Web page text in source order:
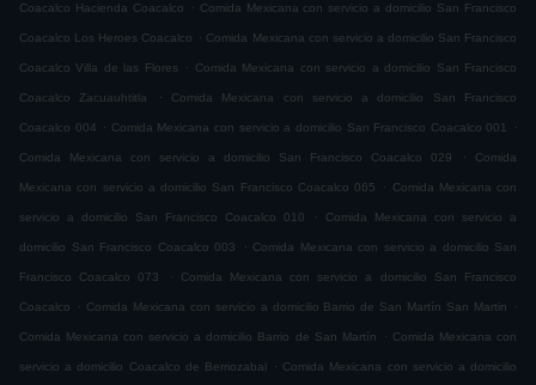
Coacalco Hacienda Coacalco . Comida Mexicana con servicio a domicilio San Francisco
Coacalco Los Heroes Coacalco . Comida Mexicana con servicio a domicilio San Francisco
Coacalco Villa de las Flores . Comida Mexicana con servicio a domicilio San Francisco
Coacalco Zacuauhtitla . Comida Mexicana con servicio a domicilio San Francisco
Coacalco 004 . Comida Mexicana con servicio a domicilio San Francisco Coacalco 001 .
Comida Mexicana con servicio a domicilio San Francisco Coacalco 029 . Comida
Mexicana con servicio a domicilio San Francisco Coacalco 065 . Comida Mexicana con
servicio a domicilio San Francisco Coacalco 010 . Comida Mexicana con servicio a
domicilio San Francisco Coacalco 003 . Comida Mexicana con servicio a domicilio San
Francisco Coacalco 073 . Comida Mexicana con servicio a domicilio San Francisco
Coacalco . Comida Mexicana con servicio a domicilio Barrio de San Martín San Martin .
Comida Mexicana con servicio a domicilio Barrio de San Martín . Comida Mexicana con
servicio a domicilio Coacalco de Berriozabal . Comida Mexicana con servicio a domicilio